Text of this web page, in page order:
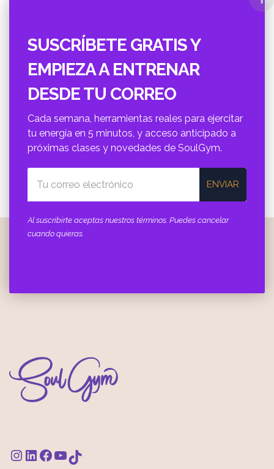
SUSCRÍBETE GRATIS Y
EMPIEZA A ENTRENAR
DESDE TU CORREO
Cada semana, herramientas reales para ejercitar
tu energí­a en 5 minutos, y acceso anticipado a
próximas clases y novedades de SoulGym.
ENVIAR
Al suscribirte aceptas nuestros términos. Puedes cancelar
cuando quieras.